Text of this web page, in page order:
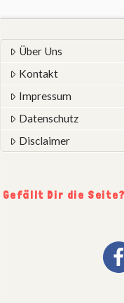
Über Uns
Kontakt
Impressum
Datenschutz
Disclaimer
Gefällt Dir die